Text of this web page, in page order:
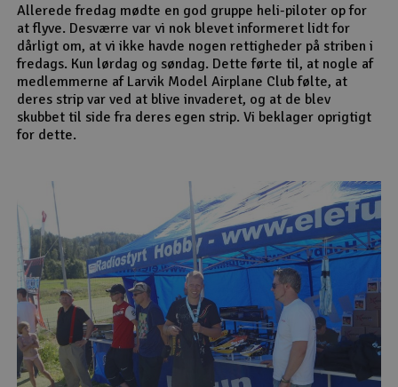
Raketter
Scooter & elkøretøj
Slot racing
Smarthjem, leg og hobby
Værktøj, udstyr og tilbehør
Gavekort
Allerede fredag mødte en god gruppe heli-piloter op for
at flyve. Desværre var vi nok blevet informeret lidt for
dårligt om, at vi ikke havde nogen rettigheder på striben i
fredags. Kun lørdag og søndag. Dette førte til, at nogle af
medlemmerne af Larvik Model Airplane Club følte, at
deres strip var ved at blive invaderet, og at de blev
skubbet til side fra deres egen strip. Vi beklager oprigtigt
for dette.